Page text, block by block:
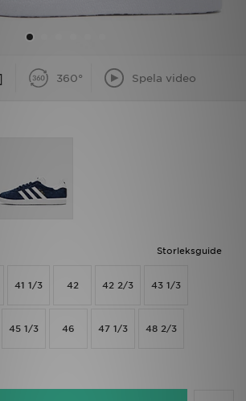
360° Spela video
Storleksguide
41 1/3 42 42 2/3 43 1/3
45 1/3 46 47 1/3 48 2/3